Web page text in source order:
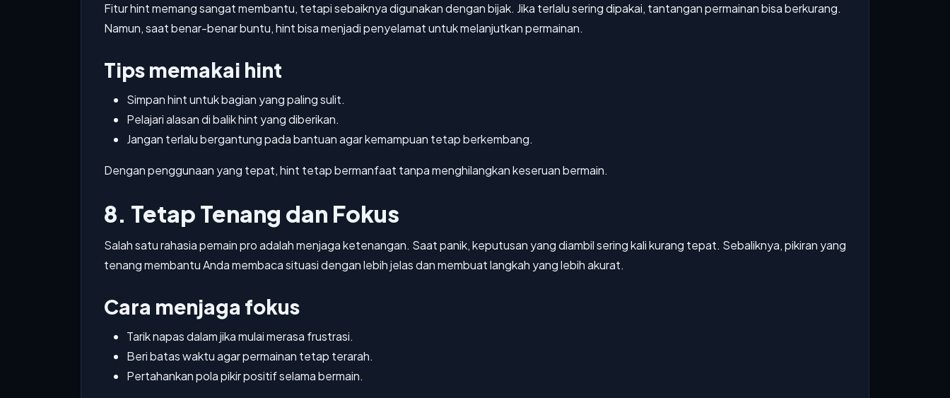
Fitur hint memang sangat membantu, tetapi sebaiknya digunakan dengan bijak. Jika terlalu sering dipakai, tantangan permainan bisa berkurang.
Namun, saat benar-benar buntu, hint bisa menjadi penyelamat untuk melanjutkan permainan.
Tips memakai hint
Simpan hint untuk bagian yang paling sulit.
Pelajari alasan di balik hint yang diberikan.
Jangan terlalu bergantung pada bantuan agar kemampuan tetap berkembang.
Dengan penggunaan yang tepat, hint tetap bermanfaat tanpa menghilangkan keseruan bermain.
8. Tetap Tenang dan Fokus
Salah satu rahasia pemain pro adalah menjaga ketenangan. Saat panik, keputusan yang diambil sering kali kurang tepat. Sebaliknya, pikiran yang
tenang membantu Anda membaca situasi dengan lebih jelas dan membuat langkah yang lebih akurat.
Cara menjaga fokus
Tarik napas dalam jika mulai merasa frustrasi.
Beri batas waktu agar permainan tetap terarah.
Pertahankan pola pikir positif selama bermain.